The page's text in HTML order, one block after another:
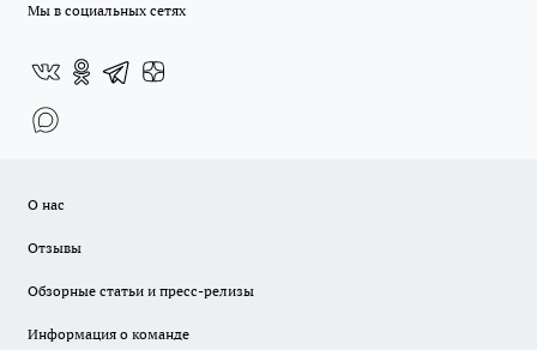
Мы в социальных сетях
О нас
Отзывы
Обзорные статьи и пресс-релизы
Информация о команде